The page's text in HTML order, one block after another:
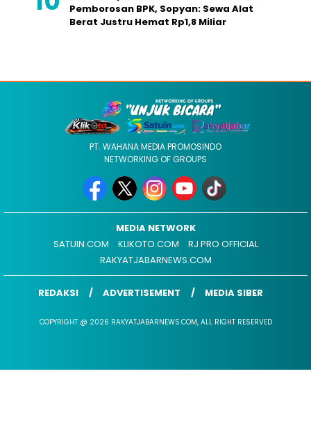
Pemborosan BPK, Sopyan: Sewa Alat
Berat Justru Hemat Rp1,8 Miliar
PT. WAHANA MEDIA PROMOSINDO
NETWORKING OF GROUPS
MEDIA NETWORK
SATUIN.COM
KLIKOTO.COM
RJ PRO OFFICIAL
RAKYATJABARNEWS.COM
REDAKSI ADVERTISEMENT MEDIA SIBER
COPYRIGHT @ 2026 RAKYATJABARNEWS.COM, ALL RIGHT RESERVED